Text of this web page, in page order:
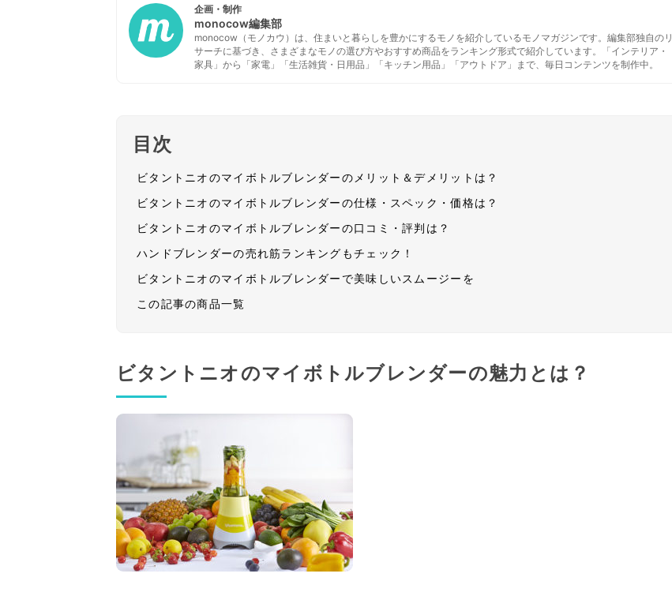
企画・制作
monocow編集部
monocow（モノカウ）は、住まいと暮らしを豊かにするモノを紹介しているモノマガジンです。編集部独自のリ
サーチに基づき、さまざまなモノの選び方やおすすめ商品をランキング形式で紹介しています。「インテリア・
家具」から「家電」「生活雑貨・日用品」「キッチン用品」「アウトドア」まで、毎日コンテンツを制作中。
目次
ビタントニオのマイボトルブレンダーのメリット＆デメリットは？
ビタントニオのマイボトルブレンダーの仕様・スペック・価格は？
ビタントニオのマイボトルブレンダーの口コミ・評判は？
ハンドブレンダーの売れ筋ランキングもチェック！
ビタントニオのマイボトルブレンダーで美味しいスムージーを
この記事の商品一覧
ビタントニオのマイボトルブレンダーの魅力とは？